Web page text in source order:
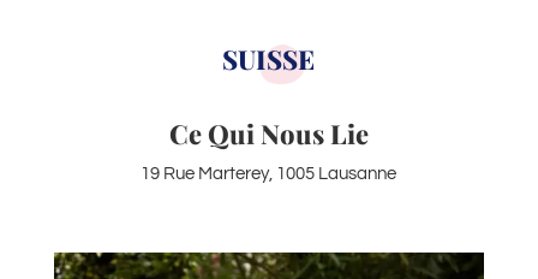
SUISSE
Ce Qui Nous Lie
19 Rue Marterey, 1005 Lausanne